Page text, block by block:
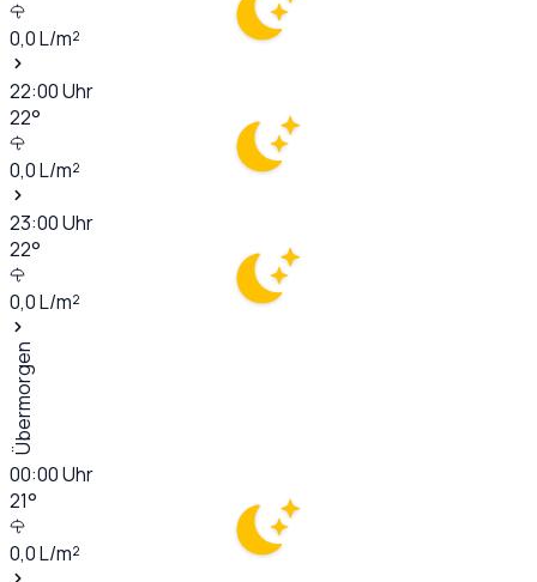
0,0L/m²
22:00Uhr
22°
0,0L/m²
23:00Uhr
22°
0,0L/m²
Übermorgen
00:00Uhr
21°
0,0L/m²